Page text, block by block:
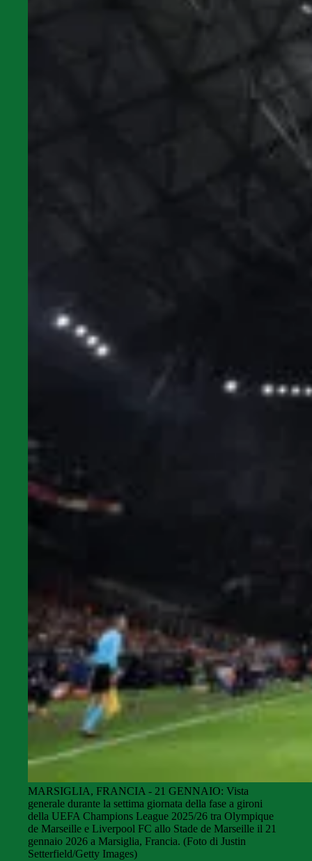
MARSIGLIA, FRANCIA - 21 GENNAIO: Vista
generale durante la settima giornata della fase a gironi
della UEFA Champions League 2025/26 tra Olympique
de Marseille e Liverpool FC allo Stade de Marseille il 21
gennaio 2026 a Marsiglia, Francia. (Foto di Justin
Setterfield/Getty Images)